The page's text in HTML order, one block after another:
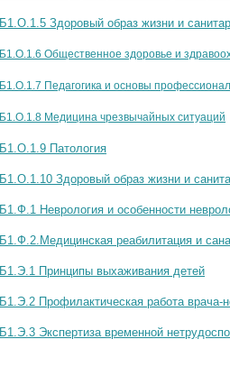
Б1.О.1.5 Здоровый образ жизни и
Б1.О.1.6 Общественное здоровье и
Б1.О.1.7 Педагогика и основы
Б1.О.1.8 Медицина чрезвычайных ситуаций
Б1.О.1.9 Патология
Б1.О.1.10 Здоровый образ жизни и
Б1.Ф.1 Неврология и особенности
Б1.Ф.2.Медицинская реабилитация и
Б1.Э.1 Принципы выхаживания детей
Б1.Э.2 Профилактическая работа врача-
Б1.Э.3 Экспертиза временной